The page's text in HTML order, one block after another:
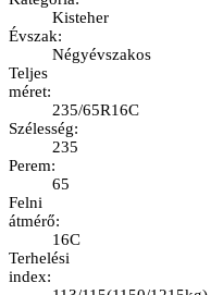
Kisteher
Évszak:
Négyévszakos
Teljes
méret:
235/65R16C
Szélesség:
235
Perem:
65
Felni
átmérő:
16C
Terhelési
index: